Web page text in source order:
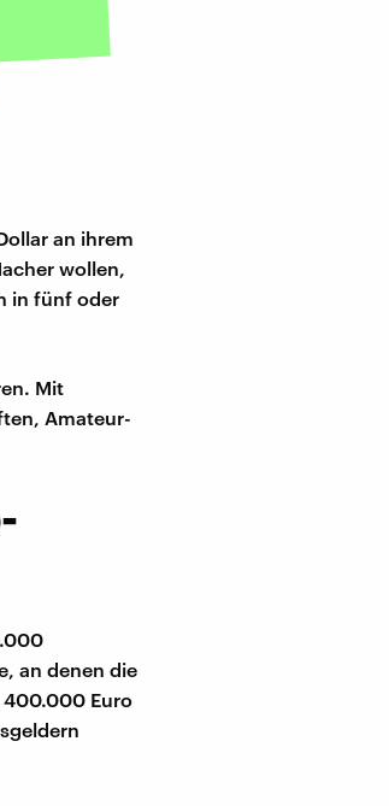
an ihrem
wollen,
in fünf oder
Mit
Amateur-
an denen die
400.000 Euro